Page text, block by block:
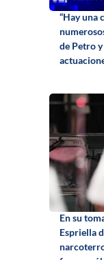
“Hay una
de Petro
En su
Espriella